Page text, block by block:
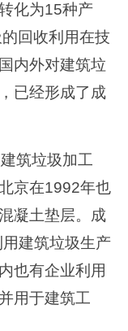
化为15种产
回收利用在技
内外对建筑垃
已经形成了成
筑垃圾加工
京在1992年也
凝土垫层。成
建筑垃圾生产
也有企业利用
用于建筑工